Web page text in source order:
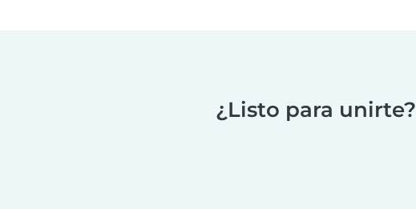
¿Listo para unirte?